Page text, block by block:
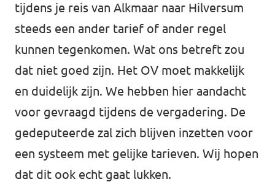
tijdens je reis van Alkmaar naar Hilversum
steeds een ander tarief of ander regel
kunnen tegenkomen. Wat ons betreft zou
dat niet goed zijn. Het OV moet makkelijk
en duidelijk zijn. We hebben hier aandacht
voor gevraagd tijdens de vergadering. De
gedeputeerde zal zich blijven inzetten voor
een systeem met gelijke tarieven. Wij hopen
dat dit ook echt gaat lukken.